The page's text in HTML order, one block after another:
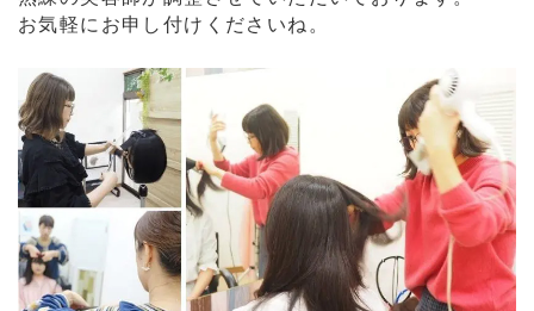
お気軽にお申し付けくださいね。